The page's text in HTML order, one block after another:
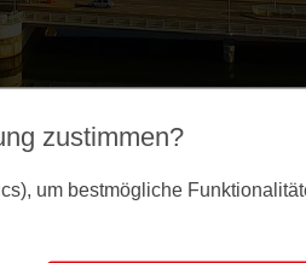
zustimmen?
um bestmögliche